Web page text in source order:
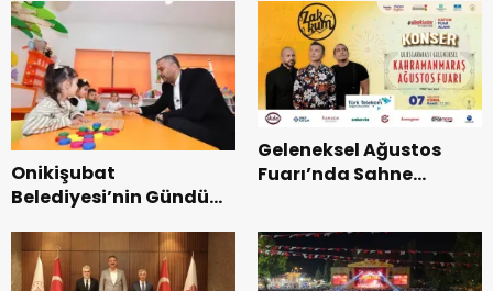
Onikişubat
Belediyesi’nin Gündüz
dönemin ön kayıtları
başladı.
Geleneksel Ağustos
Fuarı’nda Sahne